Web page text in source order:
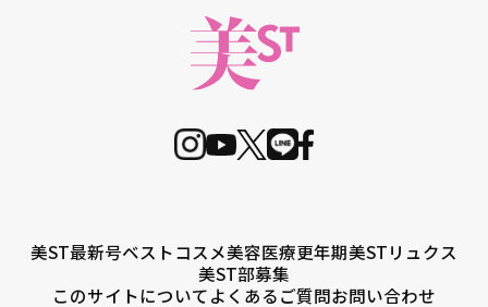
美ST最新号ベストコスメ美容医療更年期美STリュクス
美ST部募集
このサイトについてよくあるご質問お問い合わせ